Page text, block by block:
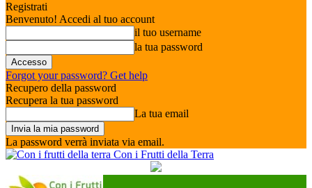
Registrati
Benvenuto! Accedi al tuo account
il tuo username
la tua password
Forgot your password? Get help
Recupero della password
Recupera la tua password
La tua email
La password verrà inviata via email.
Con i Frutti della Terra